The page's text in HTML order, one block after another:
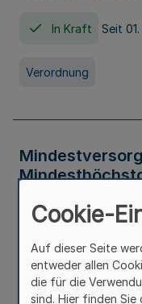
In Kraft Seit
Verordnung
Cookie-
Auf dieser Seite
entweder allen
die für die
sind. Hier finden Sie